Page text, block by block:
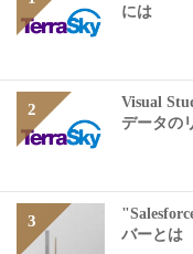
には
Visual
データの
バーとは